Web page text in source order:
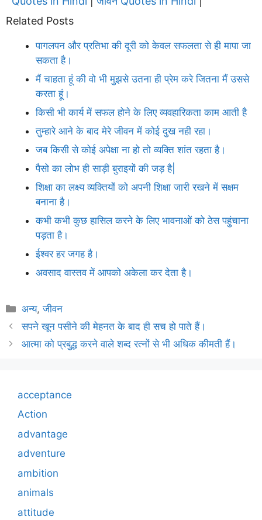
Related Posts
पागलपन और प्रतिभा की दूरी को केवल सफलता से ही मापा जा
सकता है।
मैं चाहता हूं की वो भी मुझसे उतना ही प्रेम करे जितना मैं उससे
करता हूं।
किसी भी कार्य में सफल होने के लिए व्यवहारिकता काम आती है
तुम्हारे आने के बाद मेरे जीवन में कोई दुख नही रहा।
जब किसी से कोई अपेक्षा ना हो तो व्यक्ति शांत रहता है।
पैसो का लोभ ही साड़ी बुराइयों की जड़ है|
शिक्षा का लक्ष्य व्यक्तियों को अपनी शिक्षा जारी रखने में सक्षम
बनाना है।
कभी कभी कुछ हासिल करने के लिए भावनाओं को ठेस पहुंचाना
पड़ता है।
ईश्वर हर जगह है।
अवसाद वास्तव में आपको अकेला कर देता है।
Categories
अन्य,जीवन
सपने खून पसीने की मेहनत के बाद ही सच हो पाते हैं।
आत्मा को प्रबुद्ध करने वाले शब्द रत्नों से भी अधिक कीमती हैं।
acceptance
Action
advantage
adventure
ambition
animals
attitude